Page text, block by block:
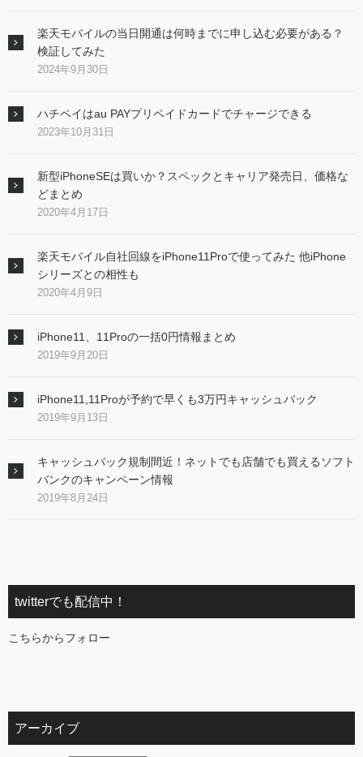
楽天モバイルの当日開通は何時までに申し込む必要がある？
検証してみた
2024年9月30日
ハチペイはau PAYプリペイドカードでチャージできる
2023年10月31日
新型iPhoneSEは買いか？スペックとキャリア発売日、価格な
どまとめ
2020年4月17日
楽天モバイル自社回線をiPhone11Proで使ってみた 他iPhone
シリーズとの相性も
2020年4月9日
iPhone11、11Proの一括0円情報まとめ
2019年9月20日
iPhone11,11Proが予約で早くも3万円キャッシュバック
2019年9月13日
キャッシュバック規制間近！ネットでも店舗でも買えるソフト
バンクのキャンペーン情報
2019年8月24日
twitterでも配信中！
こちらからフォロー
アーカイブ